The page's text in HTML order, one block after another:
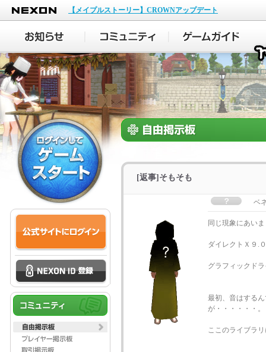
NEXON
【メイプルストーリー】CROWNアップデート
[返事]そもそも
ベ
同じ現象にあい
ダイレクトＸ９.
グラフィックド
最初、音はする
が・・・・・・。
ここのライブラ